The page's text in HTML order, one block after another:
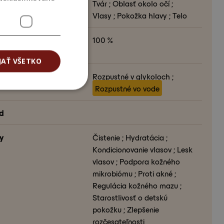
aplikácie
Tvár ; Oblasť okolo očí ;
Vlasy ; Pokožka hlavy ; Telo
obnoviteľného uhlíka
100 %
Rozpustné v glykoloch ;
Rozpustné vo vode
Čistenie ; Hydratácia ;
Kondicionovanie vlasov ; Lesk
vlasov ; Podpora kožného
mikrobiómu ; Proti akné ;
Regulácia kožného mazu ;
Starostlivosť o detskú
pokožku ; Zlepšenie
rozčesateľnosti
VŠETKO